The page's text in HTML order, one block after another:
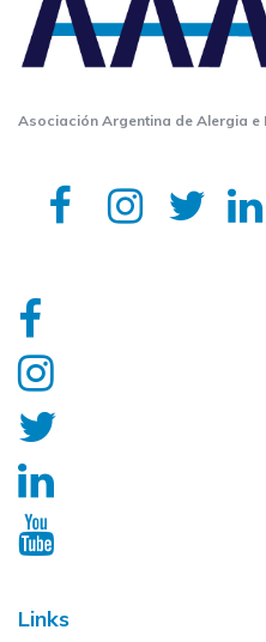
Asociación Argentina de Alergia e
Links